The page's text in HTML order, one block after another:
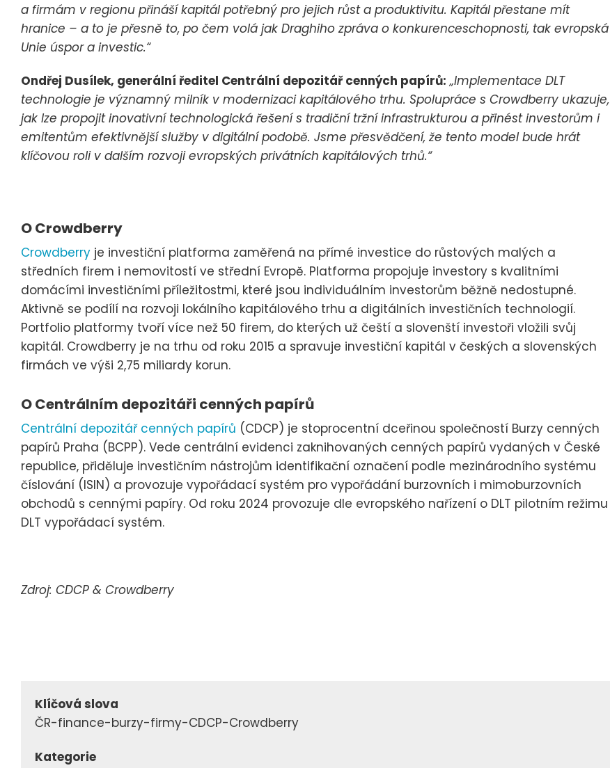
a firmám v regionu přináší kapitál potřebný pro jejich růst a produktivitu. Kapitál přestane mít
hranice – a to je přesně to, po čem volá jak Draghiho zpráva o konkurenceschopnosti, tak evropská
Unie úspor a investic.“
Ondřej Dusílek, generální ředitel Centrální depozitář cenných papírů: „Implementace DLT
technologie je významný milník v modernizaci kapitálového trhu. Spolupráce s Crowdberry ukazuje,
jak lze propojit inovativní technologická řešení s tradiční tržní infrastrukturou a přinést investorům i
emitentům efektivnější služby v digitální podobě. Jsme přesvědčení, že tento model bude hrát
klíčovou roli v dalším rozvoji evropských privátních kapitálových trhů.“
O Crowdberry
Crowdberry je investiční platforma zaměřená na přímé investice do růstových malých a
středních firem i nemovitostí ve střední Evropě. Platforma propojuje investory s kvalitními
domácími investičními příležitostmi, které jsou individuálním investorům běžně nedostupné.
Aktivně se podílí na rozvoji lokálního kapitálového trhu a digitálních investičních technologií.
Portfolio platformy tvoří více než 50 firem, do kterých už čeští a slovenští investoři vložili svůj
kapitál. Crowdberry je na trhu od roku 2015 a spravuje investiční kapitál v českých a slovenských
firmách ve výši 2,75 miliardy korun.
O Centrálním depozitáři cenných papírů
Centrální depozitář cenných papírů (CDCP) je stoprocentní dceřinou společností Burzy cenných
papírů Praha (BCPP). Vede centrální evidenci zaknihovaných cenných papírů vydaných v České
republice, přiděluje investičním nástrojům identifikační označení podle mezinárodního systému
číslování (ISIN) a provozuje vypořádací systém pro vypořádání burzovních i mimoburzovních
obchodů s cennými papíry. Od roku 2024 provozuje dle evropského nařízení o DLT pilotním režimu
DLT vypořádací systém.
Zdroj: CDCP & Crowdberry
Klíčová slova
ČR-finance-burzy-firmy-CDCP-Crowdberry
Kategorie